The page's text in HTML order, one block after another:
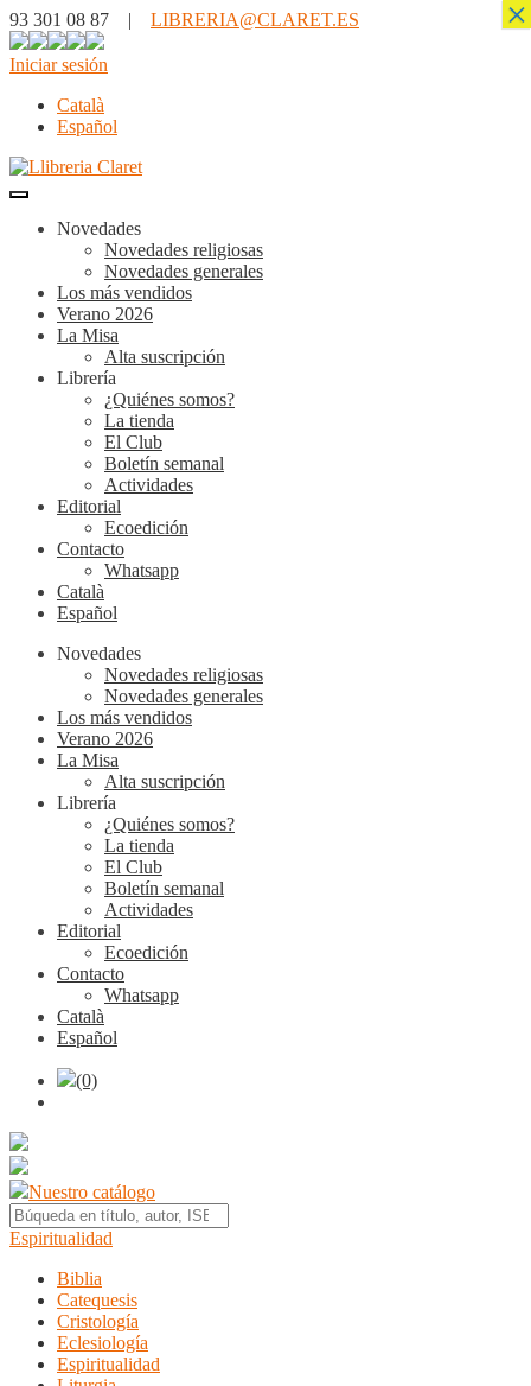
93 301 08 87 | LIBRERIA@CLARET.ES
Iniciar sesión
Català
Español
Novedades
Novedades religiosas
Novedades generales
Los más vendidos
Verano 2026
La Misa
Alta suscripción
Librería
¿Quiénes somos?
La tienda
El Club
Boletín semanal
Actividades
Editorial
Ecoedición
Contacto
Whatsapp
Català
Español
Novedades
Novedades religiosas
Novedades generales
Los más vendidos
Verano 2026
La Misa
Alta suscripción
Librería
¿Quiénes somos?
La tienda
El Club
Boletín semanal
Actividades
Editorial
Ecoedición
Contacto
Whatsapp
Català
Español
(0)
Nuestro catálogo
Espiritualidad
Biblia
Catequesis
Cristología
Eclesiología
Espiritualidad
×